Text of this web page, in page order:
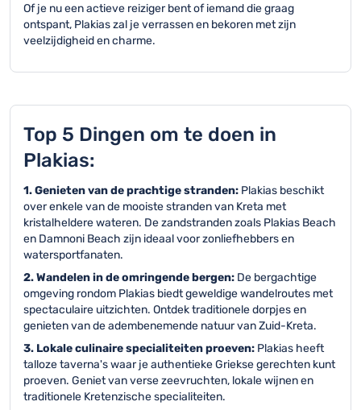
Of je nu een actieve reiziger bent of iemand die graag
ontspant, Plakias zal je verrassen en bekoren met zijn
veelzijdigheid en charme.
Top 5 Dingen om te doen in
Plakias:
1. Genieten van de prachtige stranden: Plakias beschikt
over enkele van de mooiste stranden van Kreta met
kristalheldere wateren. De zandstranden zoals Plakias Beach
en Damnoni Beach zijn ideaal voor zonliefhebbers en
watersportfanaten.
2. Wandelen in de omringende bergen: De bergachtige
omgeving rondom Plakias biedt geweldige wandelroutes met
spectaculaire uitzichten. Ontdek traditionele dorpjes en
genieten van de adembenemende natuur van Zuid-Kreta.
3. Lokale culinaire specialiteiten proeven: Plakias heeft
talloze taverna's waar je authentieke Griekse gerechten kunt
proeven. Geniet van verse zeevruchten, lokale wijnen en
traditionele Kretenzische specialiteiten.